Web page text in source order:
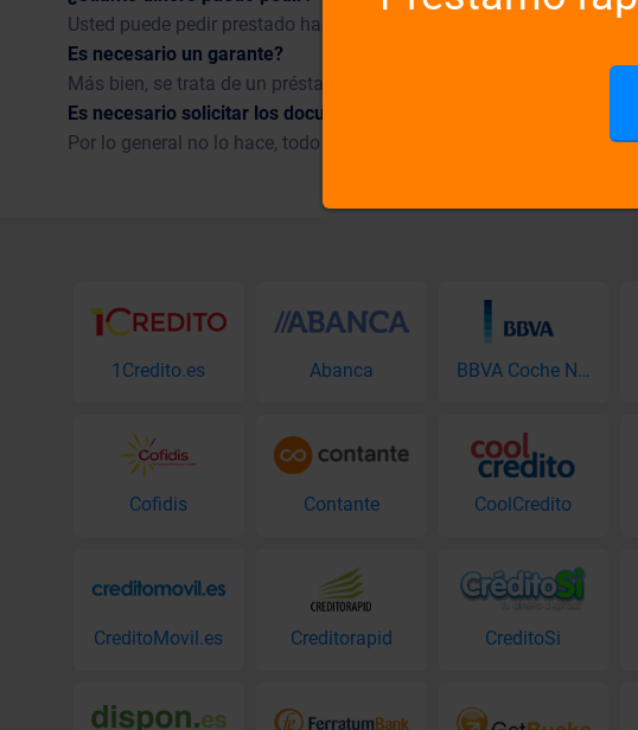
Usted puede pedir prestado hasta 300 € durante 30 días.
Es necesario un garante?
Más bien, se trata de un préstamo de 100% sin garantía o colateral
Es necesario solicitar los documentos que lo demuestran?
Por lo general no lo hace, todo lo que puede aportar únicamente en
1Credito.es Abanca BBVA Coche Nuevo
Cofidis Contante CoolCredito
CreditoMovil.es Creditorapid CreditoSi